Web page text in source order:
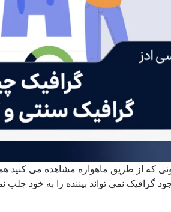
که از طریق ماهواره مشاهده می کنید
گرافیک نمی تواند بیننده را به